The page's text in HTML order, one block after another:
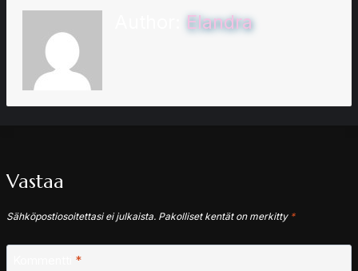
Elandra
Vastaa
Sähköpostiosoitettasi ei julkaista. Pakolliset kentät on merkitty *
*